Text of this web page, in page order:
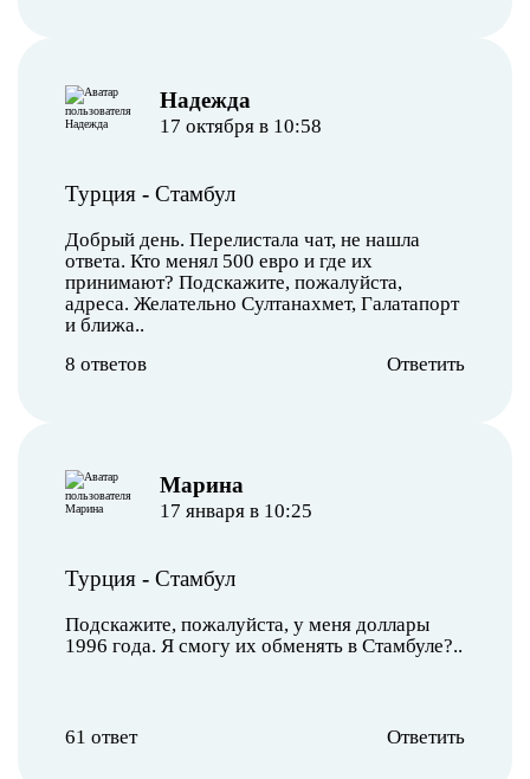
Надежда
17 октября в 10:58
Турция - Стамбул
Добрый день. Перелистала чат, не нашла
ответа. Кто менял 500 евро и где их
принимают? Подскажите, пожалуйста,
адреса. Желательно Султанахмет, Галатапорт
и ближа..
8 ответов
Ответить
Марина
17 января в 10:25
Турция - Стамбул
Подскажите, пожалуйста, у меня доллары
1996 года. Я смогу их обменять в Стамбуле?..
61 ответ Ответить